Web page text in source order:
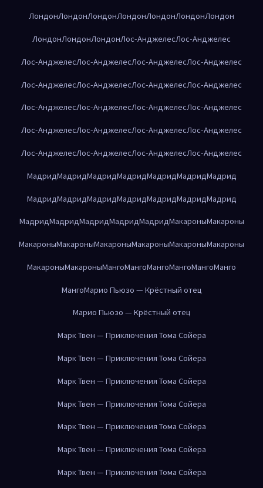
ЛондонЛондонЛондонЛондонЛондонЛондонЛондон
ЛондонЛондонЛондонЛос-АнджелесЛос-Анджелес
Лос-АнджелесЛос-АнджелесЛос-АнджелесЛос-Анджелес
Лос-АнджелесЛос-АнджелесЛос-АнджелесЛос-Анджелес
Лос-АнджелесЛос-АнджелесЛос-АнджелесЛос-Анджелес
Лос-АнджелесЛос-АнджелесЛос-АнджелесЛос-Анджелес
Лос-АнджелесЛос-АнджелесЛос-АнджелесЛос-Анджелес
МадридМадридМадридМадридМадридМадридМадрид
МадридМадридМадридМадридМадридМадридМадрид
МадридМадридМадридМадридМадридМакароныМакароны
МакароныМакароныМакароныМакароныМакароныМакароны
МакароныМакароныМангоМангоМангоМангоМангоМанго
МангоМарио Пьюзо — Крёстный отец
Марио Пьюзо — Крёстный отец
Марк Твен — Приключения Тома Сойера
Марк Твен — Приключения Тома Сойера
Марк Твен — Приключения Тома Сойера
Марк Твен — Приключения Тома Сойера
Марк Твен — Приключения Тома Сойера
Марк Твен — Приключения Тома Сойера
Марк Твен — Приключения Тома Сойера